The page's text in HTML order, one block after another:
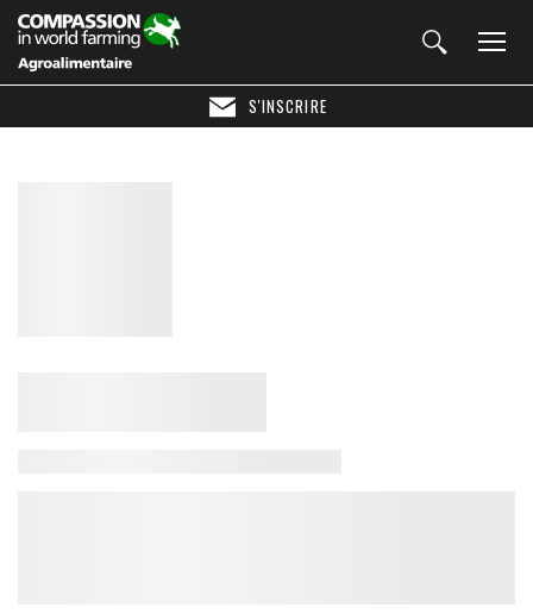
S'INSCRIRE